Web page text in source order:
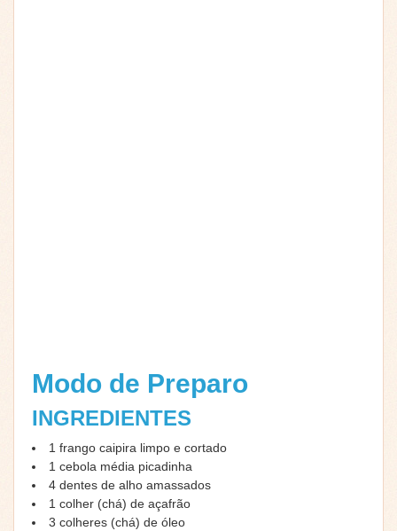
Modo de Preparo
INGREDIENTES
1 frango caipira limpo e cortado
1 cebola média picadinha
4 dentes de alho amassados
1 colher (chá) de açafrão
3 colheres (chá) de óleo